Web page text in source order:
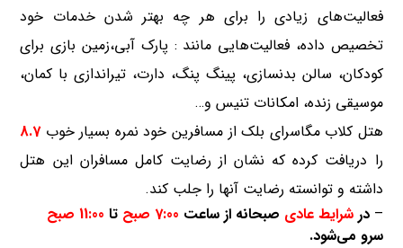
فعالیت‌های زیادی را برای هر چه بهتر شدن خدمات خود
تخصیص داده، فعالیت‌هایی مانند : پارک آبی،زمین بازی برای
کودکان، سالن بدنسازی، پینگ پنگ، دارت، تیراندازی با کمان،
موسیقی زنده، امکانات تنیس و…
هتل کلاب مگاسرای بلک از مسافرین خود نمره بسیار خوب 8.7
را دریافت کرده که نشان از رضایت کامل مسافران این هتل
داشته و توانسته رضایت آنها را جلب کند.
–درشرایط عادی صبحانه از ساعت 7:00 صبح تا 11:00 صبح
سرو می‌شود.